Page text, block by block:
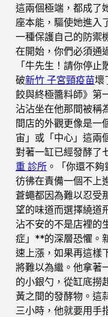
這兩個極端，都成了
座本能，驅使她進入
一種保護自己的防禦
在開始，你們必須通
「牛先生！請你停
破新竹 子宮頸疫苗壞
餃與終極醬料師》第
沾沾坐在他那間被稱
間店的外觀更像是一
宙」或「中心」這兩
對著一缸已經發酵了
重 診所 。「你還不
彷彿在責備一個不上
蒼蠅都因為難以忍受
望的味道而選擇繞道
沾不安的不是店裡的
症」**的深層恐懼。
速上漲，如果再這樣
將難以為繼。他拿著
的小銀勺，從缸底撈
黃之間的發酵物。這
三小時，他就要用手